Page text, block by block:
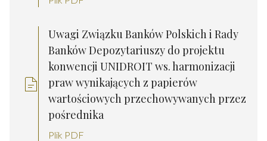
Uwagi Związku Banków Polskich i Rady
Banków Depozytariuszy do projektu
konwencji UNIDROIT ws. harmonizacji
praw wynikających z papierów
wartościowych przechowywanych przez
pośrednika
Plik PDF